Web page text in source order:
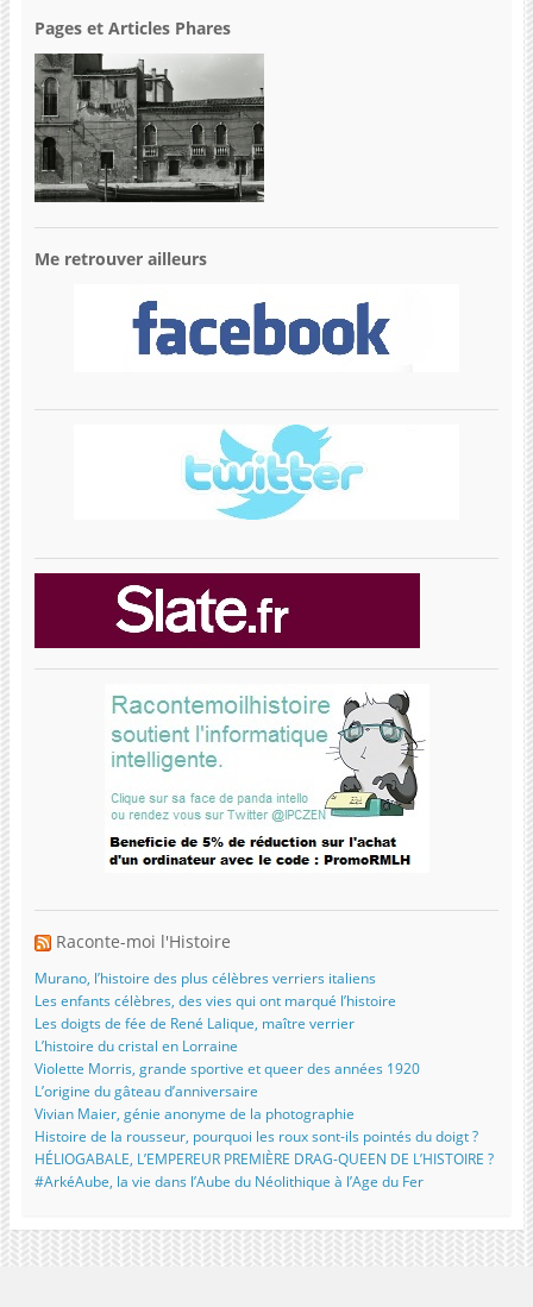
Pages et Articles Phares
Me retrouver ailleurs
Raconte-moi l'Histoire
Murano, l’histoire des plus célèbres verriers italiens
Les enfants célèbres, des vies qui ont marqué l’histoire
Les doigts de fée de René Lalique, maître verrier
L’histoire du cristal en Lorraine
Violette Morris, grande sportive et queer des années 1920
L’origine du gâteau d’anniversaire
Vivian Maier, génie anonyme de la photographie
Histoire de la rousseur, pourquoi les roux sont-ils pointés du doigt ?
HÉLIOGABALE, L’EMPEREUR PREMIÈRE DRAG-QUEEN DE L’HISTOIRE ?
#ArkéAube, la vie dans l’Aube du Néolithique à l’Age du Fer